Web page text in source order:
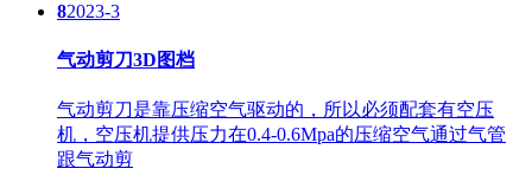
82023-3
气动剪刀3D图档
气动剪刀是靠压缩空气驱动的，所以必须配套有空压
机，空压机提供压力在0.4-0.6Mpa的压缩空气通过气管
跟气动剪